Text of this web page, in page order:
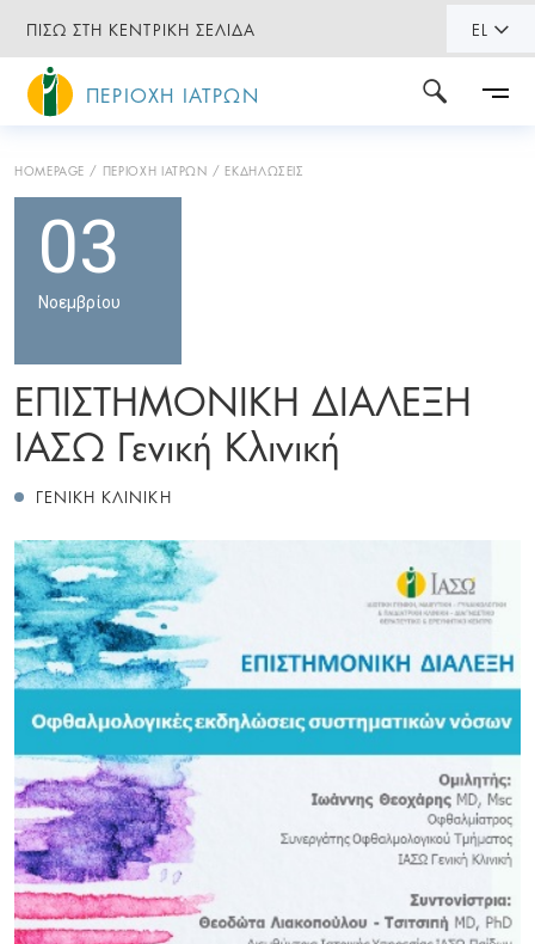
ΠΙΣΩ ΣΤΗ ΚΕΝΤΡΙΚΗ ΣΕΛΙΔΑ EL
ΠΕΡΙΟΧΗ ΙΑΤΡΩΝ
HOMEPAGE ΠΕΡΙΟΧΗ ΙΑΤΡΩΝ ΕΚΔΗΛΩΣΕΙΣ
03
Νοεμβρίου
ΕΠΙΣΤΗΜΟΝΙΚΗ ΔΙΑΛΕΞΗ
ΙΑΣΩ Γενική Κλινική
ΓΕΝΙΚΗ ΚΛΙΝΙΚΗ